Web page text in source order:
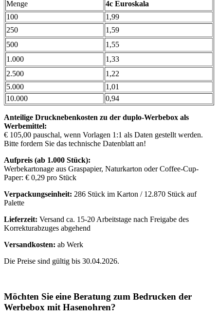
Menge
4c Euroskala
100
1,99
250
1,59
500
1,55
1.000
1,33
2.500
1,22
5.000
1,01
10.000
0,94
Anteilige Drucknebenkosten zu der duplo-Werbebox als
Werbemittel:
€ 105,00 pauschal, wenn Vorlagen 1:1 als Daten gestellt werden.
Bitte fordern Sie das technische Datenblatt an!
Aufpreis (ab 1.000 Stück):
Werbekartonage aus Graspapier, Naturkarton oder Coffee-Cup-
Paper: € 0,29 pro Stück
Verpackungseinheit: 286 Stück im Karton / 12.870 Stück auf
Palette
Lieferzeit: Versand ca. 15-20 Arbeitstage nach Freigabe des
Korrekturabzuges abgehend
Versandkosten: ab Werk
Die Preise sind gültig bis 30.04.2026.
Möchten Sie eine Beratung zum Bedrucken der
Werbebox mit Hasenohren?